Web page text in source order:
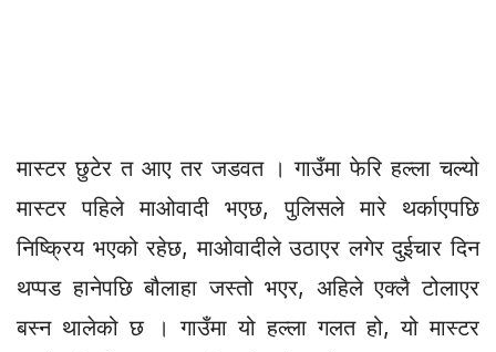
मास्टर छुटेर त आए तर जडवत । गाउँमा फेरि हल्ला चल्यो
मास्टर पहिले माओवादी भएछ, पुलिसले मारे थर्काएपछि
निष्क्रिय भएको रहेछ, माओवादीले उठाएर लगेर दुईचार दिन
थप्पड हानेपछि बौलाहा जस्तो भएर, अहिले एक्लै टोलाएर
बस्न थालेको छ । गाउँमा यो हल्ला गलत हो, यो मास्टर